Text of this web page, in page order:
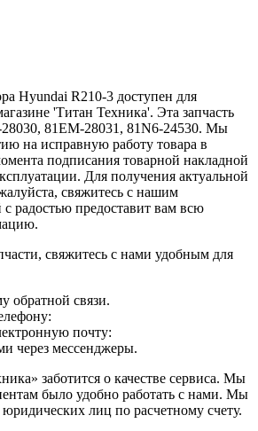
Hyundai R210-3 доступен для
'Титан Техника'. Эта запчасть
28030, 81EM-28031, 81N6-24530. Мы
на исправную работу товара в
подписания товарной накладной
Для получения актуальной
свяжитесь с нашим
радостью предоставит вам всю
свяжитесь с нами удобным для
обратной связи.
почту:
через мессенджеры.
заботится о качестве сервиса. Мы
было удобно работать с нами. Мы
лиц по расчетному счету.